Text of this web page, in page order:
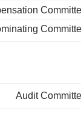
Audit